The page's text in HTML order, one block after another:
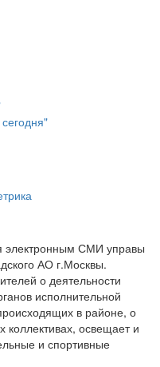
электронным СМИ управы
АО г.Москвы.
о деятельности
исполнительной
в районе, о
коллективах, освещает и
и спортивные